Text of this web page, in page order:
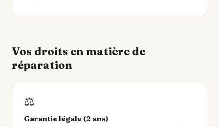
Vos droits en matière de
réparation
⚖️
Garantie légale (2 ans)